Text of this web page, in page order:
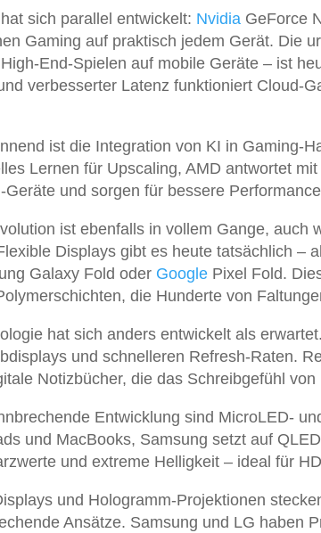
sich parallel entwickelt: Nvidia GeForce
Gaming auf praktisch jedem Gerät. Die
End-Spielen auf mobile Geräte – ist
verbesserter Latenz funktioniert Cloud-
ist die Integration von KI in Gaming-
Lernen für Upscaling, AMD antwortet
Geräte und sorgen für bessere
ist ebenfalls in vollem Gange, auch
Displays gibt es heute tatsächlich –
Galaxy Fold oder Google Pixel Fold.
die Hunderte von
hat sich anders entwickelt als
und schnelleren Refresh-Raten.
Notizbücher, die das Schreibgefühl
Entwicklung sind MicroLED-
und MacBooks, Samsung setzt auf
und extreme Helligkeit – ideal für
und Hologramm-Projektionen
Ansätze. Samsung und LG haben